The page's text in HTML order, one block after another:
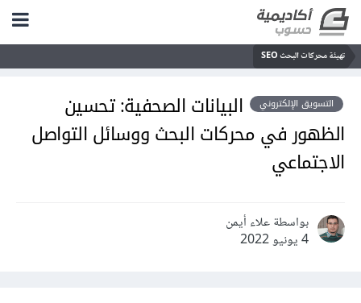
تهيئة محركات البحث SEO
التسويق الإلكتروني
البيانات الصحفية: تحسين
الظهور في محركات البحث ووسائل التواصل
الاجتماعي
بواسطة علاء أيمن
4 يونيو 2022